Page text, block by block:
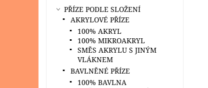
PŘÍZE PODLE SLOŽENÍ
AKRYLOVÉ PŘÍZE
100% AKRYL
100% MIKROAKRYL
SMĚS AKRYLU S JINÝM
VLÁKNEM
BAVLNĚNÉ PŘÍZE
100% BAVLNA